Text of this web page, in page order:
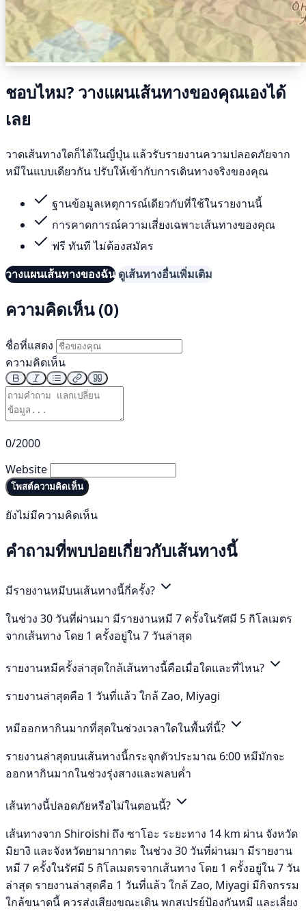
ชอบไหม? วางแผนเส้นทางของคุณเองได้
เลย
วาดเส้นทางใดก็ได้ในญี่ปุ่น แล้วรับรายงานความปลอดภัยจาก
หมีในแบบเดียวกัน ปรับให้เข้ากับการเดินทางจริงของคุณ
ฐานข้อมูลเหตุการณ์เดียวกับที่ใช้ในรายงานนี้
การคาดการณ์ความเสี่ยงเฉพาะเส้นทางของคุณ
ฟรี ทันที ไม่ต้องสมัคร
วางแผนเส้นทางของฉัน ดูเส้นทางอื่นเพิ่มเติม
ความคิดเห็น (0)
ชื่อที่แสดง
ความคิดเห็น
0/2000
Website
โพสต์ความคิดเห็น
ยังไม่มีความคิดเห็น
คำถามที่พบบ่อยเกี่ยวกับเส้นทางนี้
มีรายงานหมีบนเส้นทางนี้กี่ครั้ง?
ในช่วง 30 วันที่ผ่านมา มีรายงานหมี 7 ครั้งในรัศมี 5 กิโลเมตร
จากเส้นทาง โดย 1 ครั้งอยู่ใน 7 วันล่าสุด
รายงานหมีครั้งล่าสุดใกล้เส้นทางนี้คือเมื่อใดและที่ไหน?
รายงานล่าสุดคือ 1 วันที่แล้ว ใกล้ Zao, Miyagi
หมีออกหากินมากที่สุดในช่วงเวลาใดในพื้นที่นี้?
รายงานล่าสุดบนเส้นทางนี้กระจุกตัวประมาณ 6:00 หมีมักจะ
ออกหากินมากในช่วงรุ่งสางและพลบค่ำ
เส้นทางนี้ปลอดภัยหรือไม่ในตอนนี้?
เส้นทางจาก Shiroishi ถึง ซาโอะ ระยะทาง 14 km ผ่าน จังหวัด
มิยางิ และจังหวัดยามากาตะ ในช่วง 30 วันที่ผ่านมา มีรายงาน
หมี 7 ครั้งในรัศมี 5 กิโลเมตรจากเส้นทาง โดย 1 ครั้งอยู่ใน 7 วัน
ล่าสุด รายงานล่าสุดคือ 1 วันที่แล้ว ใกล้ Zao, Miyagi มีกิจกรรม
ใกล้ขนาดนี้ ควรส่งเสียงขณะเดิน พกสเปรย์ป้องกันหมี และเลี่ยง